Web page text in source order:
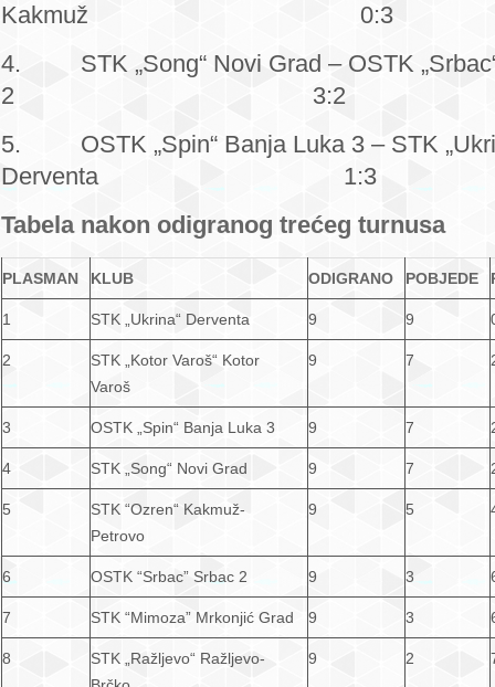
Kakmuž 0:3
4. STK „Song“ Novi Grad – OSTK
2 3:2
5. OSTK „Spin“ Banja Luka 3 – STK
Derventa 1:3
Tabela nakon odigranog trećeg turnusa
PLASMAN KLUB ODIGRANO POBJEDE
1 STK „Ukrina“ Derventa 9 9
2
STK „Kotor Varoš“ Kotor
Varoš
9 7
3 OSTK „Spin“ Banja Luka 3 9 7
4 STK „Song“ Novi Grad 9 7
5
STK “Ozren“ Kakmuž-
Petrovo
9 5
6 OSTK “Srbac” Srbac 2 9 3
7 STK “Mimoza” Mrkonjić Grad 9 3
8
STK „Ražljevo“ Ražljevo-
9 2